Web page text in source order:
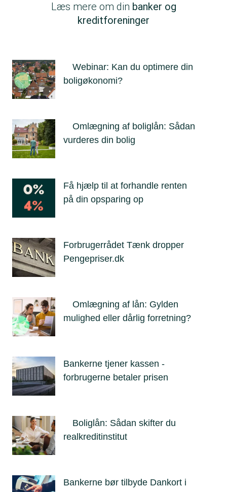
Læs mere om din banker og
kreditforeninger
Webinar: Kan du optimere din
boligøkonomi?
Omlægning af boliglån: Sådan
vurderes din bolig
Få hjælp til at forhandle renten
på din opsparing op
Forbrugerrådet Tænk dropper
Pengepriser.dk
Omlægning af lån: Gylden
mulighed eller dårlig forretning?
Bankerne tjener kassen -
forbrugerne betaler prisen
Boliglån: Sådan skifter du
realkreditinstitut
Bankerne bør tilbyde Dankort i